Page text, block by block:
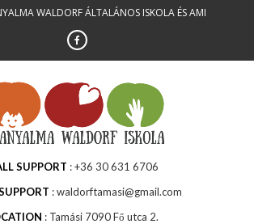
WALDORF ÁLTALÁNOS ISKOLA ÉS AMI
SUPPORT
+36 30 631 6706
waldorftamasi@gmail.com
Tamási 7090 Fő utca 2.